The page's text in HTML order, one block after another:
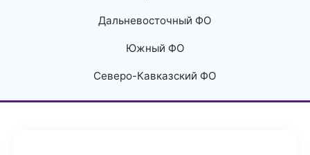
Дальневосточный ФО
Южный ФО
Северо-Кавказский ФО